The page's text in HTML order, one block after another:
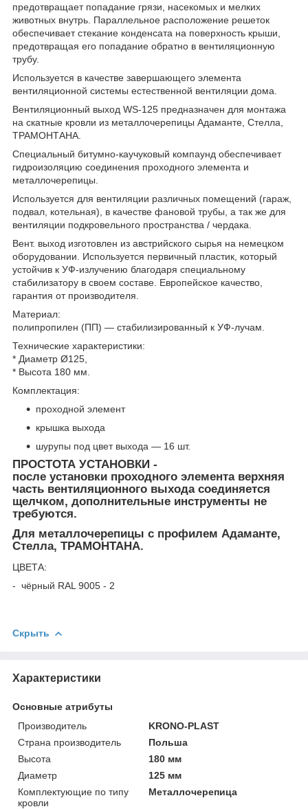
предотвращает попадание грязи, насекомых и мелких
животных внутрь. Параллельное расположение решеток
обеспечивает стекание конденсата на поверхность крыши,
предотвращая его попадание обратно в вентиляционную
трубу.
Используется в качестве завершающего элемента
вентиляционной системы естественной вентиляции дома.
Вентиляционный выход WS-125 предназначен для монтажа
на скатные кровли из металлочерепицы Адаманте, Стелла,
ТРАМОНТАНА.
Специальный битумно-каучуковый компаунд обеспечивает
гидроизоляцию соединения проходного элемента и
металлочерепицы.
Используется для вентиляции различных помещений (гараж,
подвал, котельная), в качестве фановой трубы, а так же для
вентиляции подкровельного пространства / чердака.
Вент. выход изготовлен из австрийского сырья на немецком
оборудовании. Используется первичный пластик, который
устойчив к УФ-излучению благодаря специальному
стабилизатору в своем составе. Европейское качество,
гарантия от производителя.
Материал:
полипропилен (ПП) — стабилизированный к УФ-лучам.
Технические характеристики:
* Диаметр Ø125,
* Высота 180 мм.
Комплектация:
проходной элемент
крышка выхода
шурупы под цвет выхода — 16 шт.
ПРОСТОТА УСТАНОВКИ -
после установки проходного элемента верхняя
часть вентиляционного выхода соединяется
щелчком, дополнительные инструменты не
требуются.
Для металлочерепицы с профилем Адаманте,
Стелла, ТРАМОНТАНА.
ЦВЕТА:
- чёрный RAL 9005 - 2
Скрыть
Характеристики
Основные атрибуты
Производитель
KRONO-PLAST
Страна производитель
Польша
Высота
180 мм
Диаметр
125 мм
Комплектующие по типу
кровли
Металлочерепица